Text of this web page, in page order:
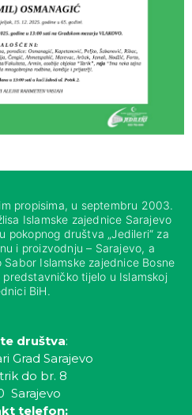
propisima, u septembru 2003.
Islamske zajednice Sarajevo
pokopnog društva „Jedileri“ za
i proizvodnju – Sarajevo, a
Islamske zajednice Bosne
tijelo u Islamskoj
BiH.
društva:
Grad Sarajevo
do br. 8
Sarajevo
telefon: